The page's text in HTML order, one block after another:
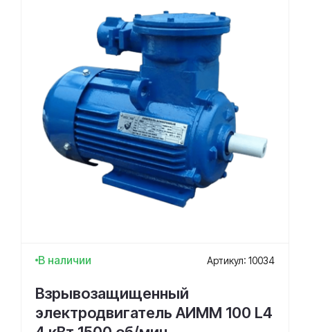
В наличии Артикул: 10034
Взрывозащищенный
электродвигатель АИММ 100 L4